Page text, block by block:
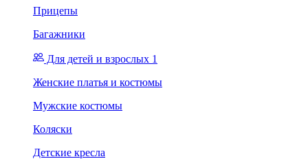
Прицепы
Багажники
Для детей и взрослых 1
Женские платья и костюмы
Мужские костюмы
Коляски
Детские кресла